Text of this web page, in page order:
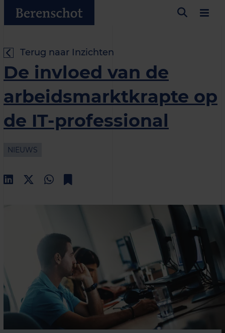
Terug naar Inzichten
De invloed van de
arbeidsmarktkrapte op
de IT-professional
NIEUWS